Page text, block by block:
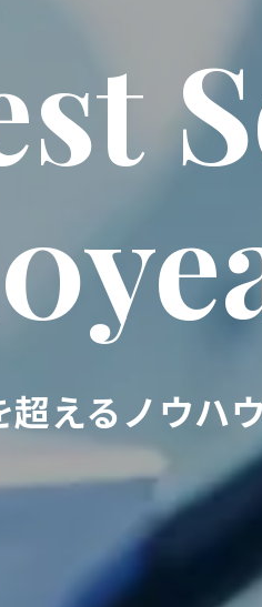
超えるノウハ